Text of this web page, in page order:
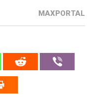
MAXPORTAL